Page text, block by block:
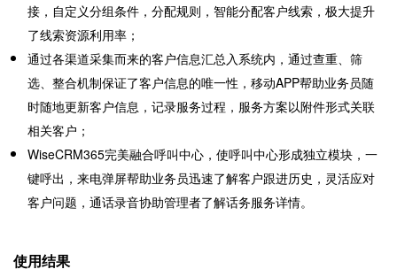
接，自定义分组条件，分配规则，智能分配客户线索，极大提升
了线索资源利用率；
通过各渠道采集而来的客户信息汇总入系统内，通过查重、筛
选、整合机制保证了客户信息的唯一性，移动APP帮助业务员随
时随地更新客户信息，记录服务过程，服务方案以附件形式关联
相关客户；
WiseCRM365完美融合呼叫中心，使呼叫中心形成独立模块，一
键呼出，来电弹屏帮助业务员迅速了解客户跟进历史，灵活应对
客户问题，通话录音协助管理者了解话务服务详情。
使用结果